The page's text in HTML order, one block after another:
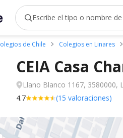
de colegios
de Chile Colegios en Linares
CEIA Casa
Llano Blanco 1167, 3580000,
4.7
(15 valoraciones)